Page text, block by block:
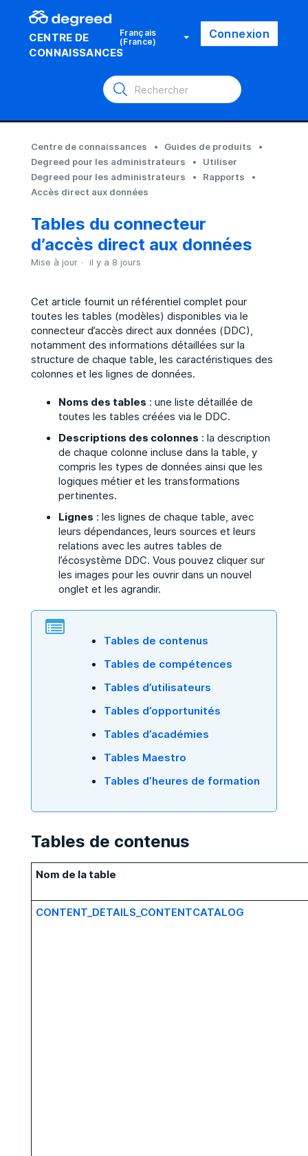
CENTRE DE
CONNAISSANCES
Français
(France) Connexion
Centre de connaissances
Guides de produits
Degreed pour les administrateurs
Utiliser
Degreed pour les administrateurs
Rapports
Accès direct aux données
Tables du connecteur
d’accès direct aux données
Mise à jour il y a 8 jours
Cet article fournit un référentiel complet pour
toutes les tables (modèles) disponibles via le
connecteur d’accès direct aux données (DDC),
notamment des informations détaillées sur la
structure de chaque table, les caractéristiques des
colonnes et les lignes de données.
Noms des tables : une liste détaillée de
toutes les tables créées via le DDC.
Descriptions des colonnes : la description
de chaque colonne incluse dans la table, y
compris les types de données ainsi que les
logiques métier et les transformations
pertinentes.
Lignes : les lignes de chaque table, avec
leurs dépendances, leurs sources et leurs
relations avec les autres tables de
l’écosystème DDC. Vous pouvez cliquer sur
les images pour les ouvrir dans un nouvel
onglet et les agrandir.
Tables de contenus
Tables de compétences
Tables d’utilisateurs
Tables d’opportunités
Tables d’académies
Tables Maestro
Tables d’heures de formation
Tables de contenus
Nom de la table
CONTENT_DETAILS_CONTENTCATALOG